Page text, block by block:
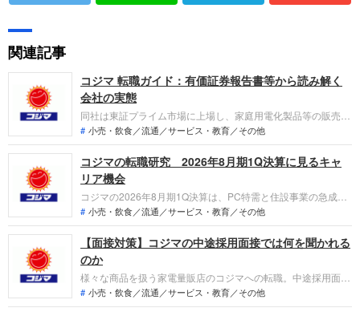
関連記事
コジマ 転職ガイド：有価証券報告書等から読み解く
会社の実態
同社は東証プライム市場に上場し、家庭用電化製品等の販売を
主要事業とする企業です。直近の業績は、携帯電話やエアコン
の販売が好調に推移し、売上高は前期比4.8％増、経常利益は
同16.7％増と増収増益を達成しました。ビックカメラグループ
の一員として、店舗網の再編やEC事業の強化を推進していま
す。
小売・飲食／流通／サービス・教育／その他
コジマの転職研究 2026年8月期1Q決算に見るキャ
リア機会
コジマの2026年8月期1Q決算は、PC特需と住設事業の急成長
により営業利益が前年比118.5%増と大幅な伸びを記録。「な
ぜ今コジマなのか？」という問いに対し、生産性向上を支える
デジタル投資や、家電の枠を超えたリフォーム提案へのシフ
ト、環境経営の先進性といった転職希望者が担える役割を整理
します。
小売・飲食／流通／サービス・教育／その他
【面接対策】コジマの中途採用面接では何を聞かれる
のか
様々な商品を扱う家電量販店のコジマへの転職。中途採用面接
は新卒の場合と違い、これまでの仕事への取り組み方や成果を
具体的に問われるほか、キャリアシートだけでは見えてこない
小売・飲食／流通／サービス・教育／その他